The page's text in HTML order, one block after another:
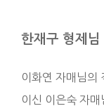
한재구 형제
이화연 자매님의
이신 이은숙 자